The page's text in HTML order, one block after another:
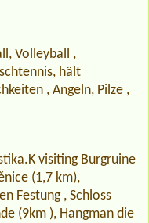
Volleyball ,
hält
, Angeln, Pilze ,
visiting Burgruine
(1,7 km),
Festung , Schloss
(9km ), Hangman die